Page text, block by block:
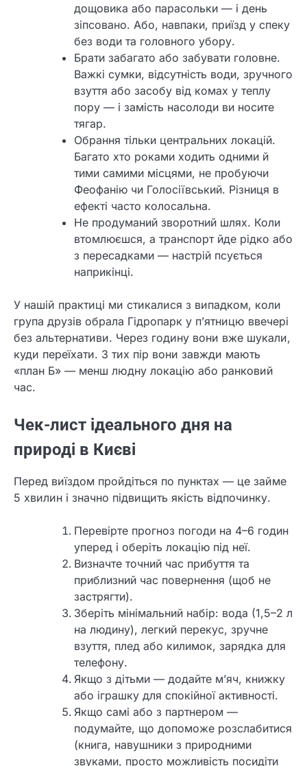
дощовика або парасольки — і день
зіпсовано. Або, навпаки, приїзд у спеку
без води та головного убору.
Брати забагато або забувати головне.
Важкі сумки, відсутність води, зручного
взуття або засобу від комах у теплу
пору — і замість насолоди ви носите
тягар.
Обрання тільки центральних локацій.
Багато хто роками ходить одними й
тими самими місцями, не пробуючи
Феофанію чи Голосіївський. Різниця в
ефекті часто колосальна.
Не продуманий зворотний шлях. Коли
втомлюєшся, а транспорт йде рідко або
з пересадками — настрій псується
наприкінці.
У нашій практиці ми стикалися з випадком, коли
група друзів обрала Гідропарк у п’ятницю ввечері
без альтернативи. Через годину вони вже шукали,
куди переїхати. З тих пір вони завжди мають
«план Б» — менш людну локацію або ранковий
час.
Чек-лист ідеального дня на
природі в Києві
Перед виїздом пройдіться по пунктах — це займе
5 хвилин і значно підвищить якість відпочинку.
Перевірте прогноз погоди на 4–6 годин
уперед і оберіть локацію під неї.
Визначте точний час прибуття та
приблизний час повернення (щоб не
застрягти).
Зберіть мінімальний набір: вода (1,5–2 л
на людину), легкий перекус, зручне
взуття, плед або килимок, зарядка для
телефону.
Якщо з дітьми — додайте м’яч, книжку
або іграшку для спокійної активності.
Якщо самі або з партнером —
подумайте, що допоможе розслабитися
(книга, навушники з природними
звуками, просто можливість посидіти